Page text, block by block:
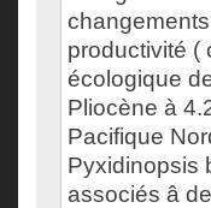
productivité (
écologique
Pliocène à
Pacifique
Pyxidinopsis
associés â